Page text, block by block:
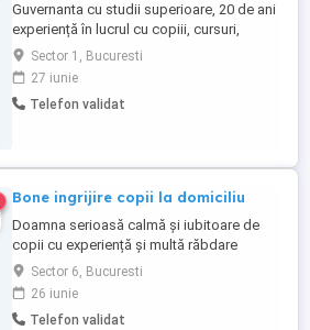
Guvernanta cu studii superioare, 20 de ani
experiență în lucrul cu copiii, cursuri,
vorbitoare de limba Engleză, caut
colaborare în regim intern cu 2 weekend-
uri libere pe luna (in Bucuresti, Transilvania
sau Ardeal) sau full time, 8-9 ore zi (in
Sector 1, Bucuresti
27 iunie
Telefon validat
Bone ingrijire copii la domiciliu
Doamna serioasă calmă și iubitoare de
copii cu experiență și multă răbdare
doresc să am grijă de un copil în timpul
zilei.
Sector 6, Bucuresti
26 iunie
Telefon validat